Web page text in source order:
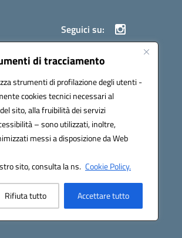
di tracciamento
strumenti di profilazione degli utenti -
cookies tecnici necessari al
sito, alla fruibilità dei servizi
– sono utilizzati, inoltre,
messi a disposizione da Web
sito, consulta la ns. Cookie Policy.
Rifiuta tutto Accettare tutto
Seguici su: